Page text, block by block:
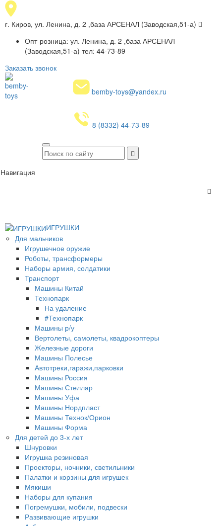
г. Киров, ул. Ленина, д. 2 ,база АРСЕНАЛ (Заводская,51-а)
Опт-розница: ул. Ленина, д. 2 ,база АРСЕНАЛ
(Заводская,51-а) тел: 44-73-89
Заказать звонок
bemby-toys@yandex.ru
8 (8332) 44-73-89
Навигация
ИГРУШКИ
Для мальчиков
Игрушечное оружие
Роботы, трансформеры
Наборы армия, солдатики
Транспорт
Машины Китай
Технопарк
На удаление
#Технопарк
Машины р/у
Вертолеты, самолеты, квадрокоптеры
Железные дороги
Машины Полесье
Автотреки,гаражи,парковки
Машины Россия
Машины Стеллар
Машины Уфа
Машины Нордпласт
Машины Технок/Орион
Машины Форма
Для детей до 3-х лет
Шнуровки
Игрушка резиновая
Проекторы, ночники, светильники
Палатки и корзины для игрушек
Мякиши
Наборы для купания
Погремушки, мобили, подвески
Развивающие игрушки